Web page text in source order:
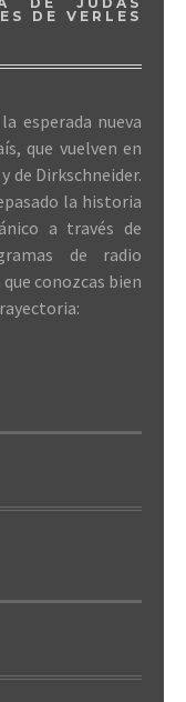
DE VERLES
esperada nueva
que vuelven en
de Dirkschneider.
la historia
a través de
de radio
conozcas bien